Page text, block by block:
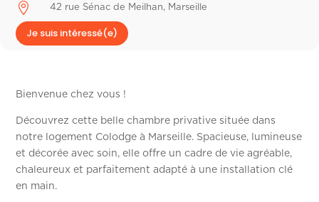
 42 rue Sénac de Meilhan, Marseille
Je suis intéressé(e)
Bienvenue chez vous !
Découvrez cette belle chambre privative située dans
notre logement Colodge à Marseille. Spacieuse, lumineuse
et décorée avec soin, elle offre un cadre de vie agréable,
chaleureux et parfaitement adapté à une installation clé
en main.